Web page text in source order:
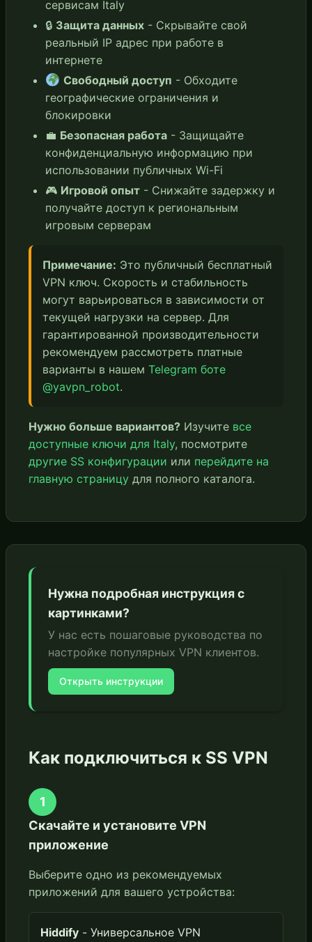
сервисам Italy
🔒 Защита данных - Скрывайте свой
реальный IP адрес при работе в
интернете
Свободный доступ - Обходите
географические ограничения и
блокировки
💼 Безопасная работа - Защищайте
конфиденциальную информацию при
использовании публичных Wi-Fi
🎮 Игровой опыт - Снижайте задержку и
получайте доступ к региональным
игровым серверам
Примечание: Это публичный бесплатный
VPN ключ. Скорость и стабильность
могут варьироваться в зависимости от
текущей нагрузки на сервер. Для
гарантированной производительности
рекомендуем рассмотреть платные
варианты в нашем Telegram боте
@yavpn_robot.
Нужно больше вариантов? Изучите все
доступные ключи для Italy, посмотрите
другие SS конфигурации или перейдите на
главную страницу для полного каталога.
Нужна подробная инструкция с
картинками?
У нас есть пошаговые руководства по
настройке популярных VPN клиентов.
Открыть инструкции
Как подключиться к SS VPN
1
Скачайте и установите VPN
приложение
Выберите одно из рекомендуемых
приложений для вашего устройства:
Hiddify - Универсальное VPN